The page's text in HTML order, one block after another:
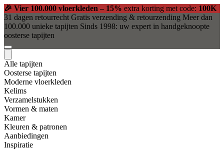
🎉 Vier 100.000 vloerkleden – 15% extra korting met code: 100K
31 dagen retourrecht Gratis verzending & retourzending Meer dan
100.000 unieke tapijten Sinds 1998: uw expert in handgeknoopte
oosterse tapijten
Alle tapijten
Oosterse tapijten
Moderne vloerkleden
Kelims
Verzamelstukken
Vormen & maten
Kamer
Kleuren & patronen
Aanbiedingen
Inspiratie